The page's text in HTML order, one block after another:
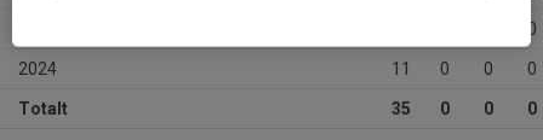
0
2024 11 0 0 0
Totalt 35 0 0 0